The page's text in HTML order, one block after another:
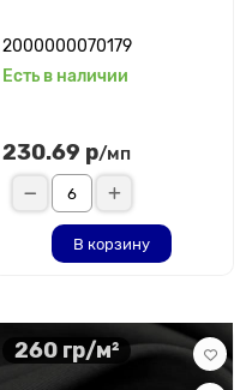
2000000070179
Есть в наличии
230.69 р/мп
В корзину
260 гр/м²